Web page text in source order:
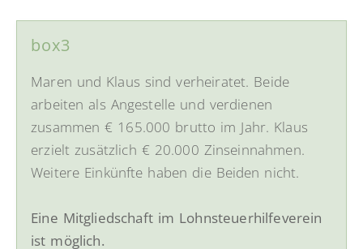
box3
Maren und Klaus sind verheiratet. Beide
arbeiten als Angestelle und verdienen
zusammen € 165.000 brutto im Jahr. Klaus
erzielt zusätzlich € 20.000 Zinseinnahmen.
Weitere Einkünfte haben die Beiden nicht.
Eine Mitgliedschaft im Lohnsteuerhilfeverein
ist möglich.